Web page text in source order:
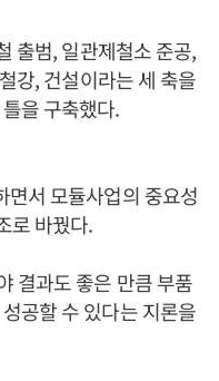
출범, 일관제철소 준공,
강, 건설이라는 세 축을
을 구축했다.
면서 모듈사업의 중요성
로 바꿨다.
결과도 좋은 만큼 부품
공할 수 있다는 지론을